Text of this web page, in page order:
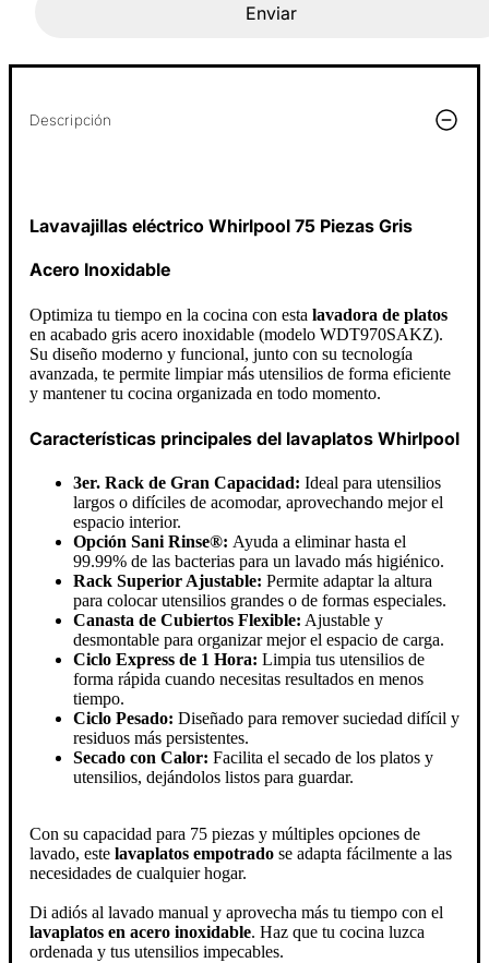
Enviar
Descripción
Lavavajillas eléctrico Whirlpool 75 Piezas Gris
Acero Inoxidable
Optimiza tu tiempo en la cocina con esta lavadora de platos
en acabado gris acero inoxidable (modelo WDT970SAKZ).
Su diseño moderno y funcional, junto con su tecnología
avanzada, te permite limpiar más utensilios de forma eficiente
y mantener tu cocina organizada en todo momento.
Características principales del lavaplatos Whirlpool
3er. Rack de Gran Capacidad: Ideal para utensilios
largos o difíciles de acomodar, aprovechando mejor el
espacio interior.
Opción Sani Rinse®: Ayuda a eliminar hasta el
99.99% de las bacterias para un lavado más higiénico.
Rack Superior Ajustable: Permite adaptar la altura
para colocar utensilios grandes o de formas especiales.
Canasta de Cubiertos Flexible: Ajustable y
desmontable para organizar mejor el espacio de carga.
Ciclo Express de 1 Hora: Limpia tus utensilios de
forma rápida cuando necesitas resultados en menos
tiempo.
Ciclo Pesado: Diseñado para remover suciedad difícil y
residuos más persistentes.
Secado con Calor: Facilita el secado de los platos y
utensilios, dejándolos listos para guardar.
Con su capacidad para 75 piezas y múltiples opciones de
lavado, este lavaplatos empotrado se adapta fácilmente a las
necesidades de cualquier hogar.
Di adiós al lavado manual y aprovecha más tu tiempo con el
lavaplatos en acero inoxidable. Haz que tu cocina luzca
ordenada y tus utensilios impecables.